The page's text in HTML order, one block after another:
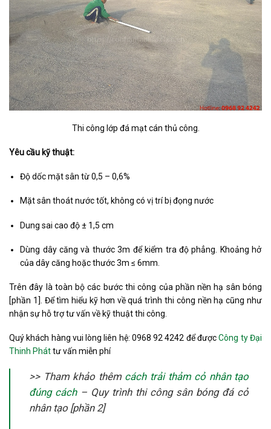
Thi công lớp đá mạt cán thủ công.
Yêu cầu kỹ thuật:
Độ dốc mặt sân từ 0,5 – 0,6%
Mặt sân thoát nước tốt, không có vị trí bị đọng nước
Dung sai cao độ ± 1,5 cm
Dùng dây căng và thước 3m để kiểm tra độ phẳng. Khoảng hở
của dây căng hoặc thước 3m ≤ 6mm.
Trên đây là toàn bộ các bước thi công của phần nền hạ sân bóng
[phần 1]. Để tìm hiểu kỹ hơn về quá trình thi công nền hạ cũng như
nhận sự hỗ trợ tư vấn về kỹ thuật thi công.
Quý khách hàng vui lòng liên hệ: 0968 92 4242 để đượcCông ty Đại
Thinh Pháttư vấn miễn phí
>> Tham khảo thêm cách trải thảm cỏ nhân tạo
đúng cách– Quy trình thi công sân bóng đá cỏ
nhân tạo [phần 2]